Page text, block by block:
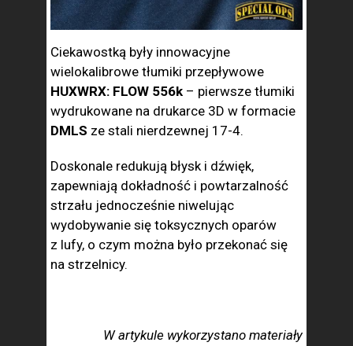
Ciekawostką były innowacyjne
wielokalibrowe tłumiki przepływowe
HUXWRX: FLOW 556k – pierwsze tłumiki
wydrukowane na drukarce 3D w formacie
DMLS ze stali nierdzewnej 17-4.
Doskonale redukują błysk i dźwięk,
zapewniają dokładność i powtarzalność
strzału jednocześnie niwelując
wydobywanie się toksycznych oparów
z lufy, o czym można było przekonać się
na strzelnicy.
W artykule wykorzystano materiały